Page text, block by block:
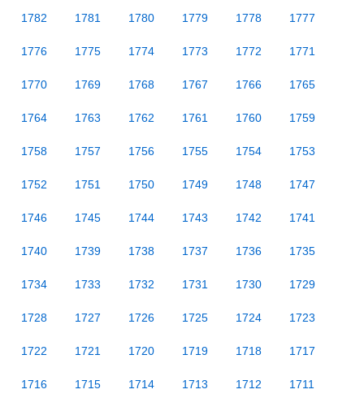
1782 1781 1780 1779 1778 1777
1776 1775 1774 1773 1772 1771
1770 1769 1768 1767 1766 1765
1764 1763 1762 1761 1760 1759
1758 1757 1756 1755 1754 1753
1752 1751 1750 1749 1748 1747
1746 1745 1744 1743 1742 1741
1740 1739 1738 1737 1736 1735
1734 1733 1732 1731 1730 1729
1728 1727 1726 1725 1724 1723
1722 1721 1720 1719 1718 1717
1716 1715 1714 1713 1712 1711